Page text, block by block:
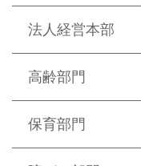
法人経営本部
高齢部門
保育部門